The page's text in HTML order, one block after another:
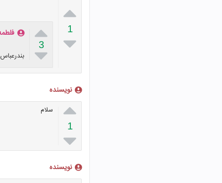

1


3

نویسنده

1

سلام
نویسنده